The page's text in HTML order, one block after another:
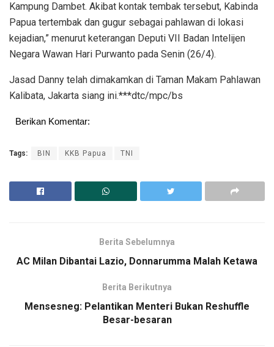
Kampung Dambet. Akibat kontak tembak tersebut, Kabinda
Papua tertembak dan gugur sebagai pahlawan di lokasi
kejadian,” menurut keterangan Deputi VII Badan Intelijen
Negara Wawan Hari Purwanto pada Senin (26/4).
Jasad Danny telah dimakamkan di Taman Makam Pahlawan
Kalibata, Jakarta siang ini.***dtc/mpc/bs
Berikan Komentar:
Tags: BIN KKB Papua TNI
Berita Sebelumnya
AC Milan Dibantai Lazio, Donnarumma Malah Ketawa
Berita Berikutnya
Mensesneg: Pelantikan Menteri Bukan Reshuffle
Besar-besaran